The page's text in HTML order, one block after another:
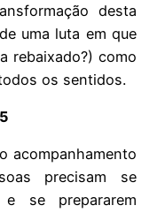
desta
uma luta em que
rebaixado?) como
os sentidos.
acompanhamento
precisam se
se prepararem